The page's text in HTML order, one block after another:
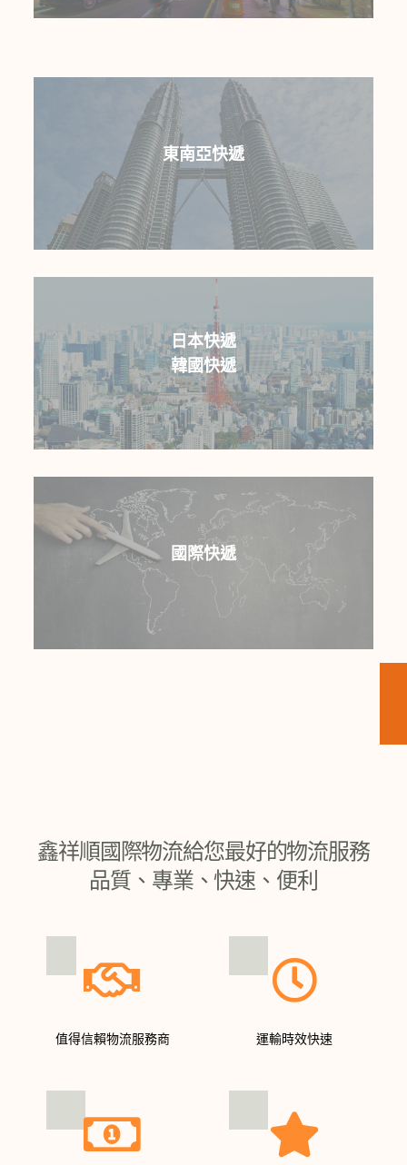
香港澳門快遞專線，今日寄明日到，提供全區派
送，門到門服務，偏遠地區需加收費用。
東南亞快遞
柬埔寨、寮國、緬甸、泰國、越南、馬來西亞、
新加坡皆有快遞服務。日本快遞
韓國快遞
全程包辦一站式運送，隨時隨掌握貨件狀況，日
本(沖繩除外)、韓國全境皆可提供上門收送貨服
務 。
國際快遞
鑫祥順國際物流給您最好的物流服務
品質、專業、快速、便利
值得信賴物流服務商 運輸時效快速